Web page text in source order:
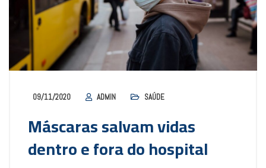
09/11/2020 ADMIN SAÚDE
Máscaras salvam vidas
dentro e fora do hospital